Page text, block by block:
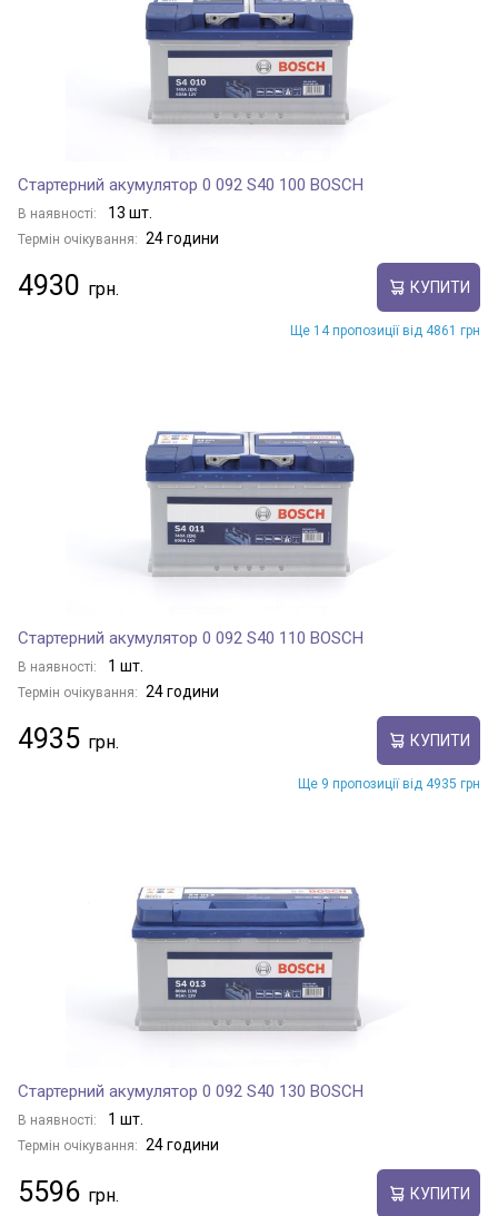
Стартерний акумулятор 0 092 S40 100 BOSCH
В наявності: 13 шт.
Термін очікування: 24 години
4930 КУПИТИ
Ще 14 пропозиції від 4861 грн
Стартерний акумулятор 0 092 S40 110 BOSCH
В наявності: 1 шт.
Термін очікування: 24 години
4935 КУПИТИ
Ще 9 пропозиції від 4935 грн
Стартерний акумулятор 0 092 S40 130 BOSCH
В наявності: 1 шт.
Термін очікування: 24 години
5596 КУПИТИ